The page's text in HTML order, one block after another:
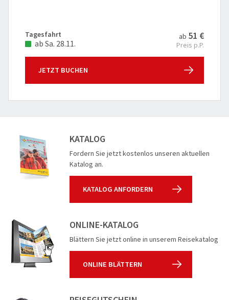
Tagesfahrt
ab Sa. 28.11.
ab 51 €
Preis p.P.
JETZT BUCHEN
KATALOG
Fordern Sie jetzt kostenlos unseren aktuellen
Katalog an.
KATALOG ANFORDERN
ONLINE-KATALOG
Blättern Sie jetzt online in unserem Reisekatalog
ONLINE BLÄTTERN